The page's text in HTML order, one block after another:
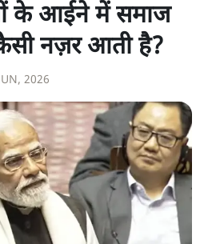
के आईने में समाज
नज़र आती है?
2026